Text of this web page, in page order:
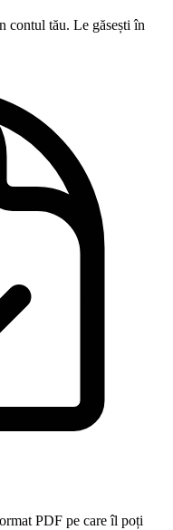
contul tău. Le găsești în
PDF pe care îl poți